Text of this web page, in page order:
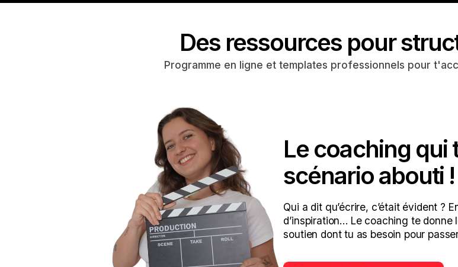
Des ressources pour
Programme en ligne et templates professionnels pour
Le coaching qui
scénario abouti !
Qui a dit qu’écrire, c’était évident ?
d’inspiration… Le coaching te
soutien dont tu as besoin pour